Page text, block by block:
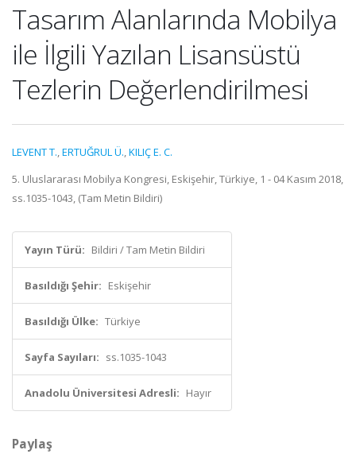
Tasarım Alanlarında Mobilya
ile İlgili Yazılan Lisansüstü
Tezlerin Değerlendirilmesi
LEVENT T.,ERTUĞRUL Ü.,KILIÇ E. C.
5. Uluslararası Mobilya Kongresi, Eskişehir, Türkiye, 1 - 04 Kasım 2018,
ss.1035-1043, (Tam Metin Bildiri)
Yayın Türü: Bildiri / Tam Metin Bildiri
Basıldığı Şehir: Eskişehir
Basıldığı Ülke: Türkiye
Sayfa Sayıları: ss.1035-1043
Anadolu Üniversitesi Adresli: Hayır
Paylaş